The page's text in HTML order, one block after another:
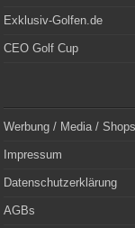
Exklusiv-Golfen.de
CEO Golf Cup
Werbung / Media / Shops
Impressum
Datenschutzerklärung
AGBs